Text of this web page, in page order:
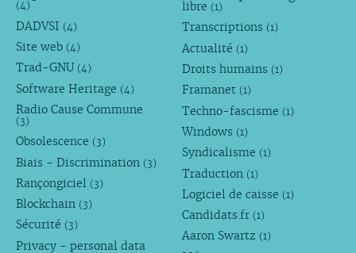
(4)
DADVSI (4)
Site web (4)
Trad-GNU (4)
Software Heritage (4)
Radio Cause Commune
(3)
Obsolescence (3)
Biais - Discrimination (3)
Rançongiciel (3)
Blockchain (3)
Sécurité (3)
Privacy - personal data
libre (1)
Transcriptions (1)
Actualité (1)
Droits humains (1)
Framanet (1)
Techno-fascisme (1)
Windows (1)
Syndicalisme (1)
Traduction (1)
Logiciel de caisse (1)
Candidats.fr (1)
Aaron Swartz (1)